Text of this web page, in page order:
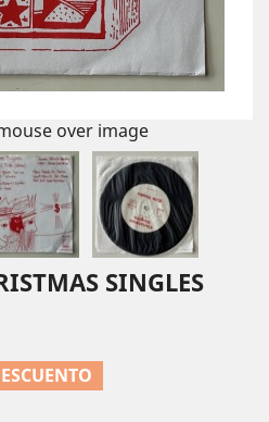
over image
SINGLES